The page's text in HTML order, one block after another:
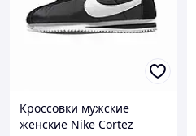
Кроссовки мужские
женские Nike Cortez